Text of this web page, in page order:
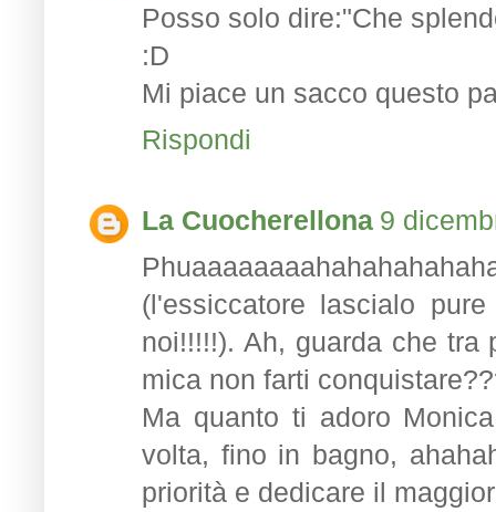
Posso solo dire:"Che
:D
Mi piace un sacco questo
Rispondi
La Cuocherellona 9
(l'essiccatore lascialo
noi!!!!!). Ah, guarda che tra
mica non farti
Ma quanto ti adoro
volta, fino in bagno,
priorità e dedicare il